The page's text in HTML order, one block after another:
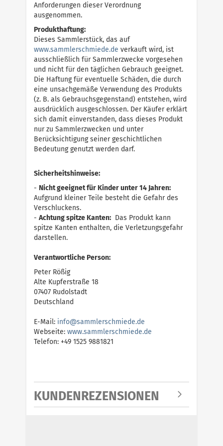
Anforderungen dieser Verordnung
ausgenommen.
Produkthaftung:
Dieses Sammlerstück, das auf
www.sammlerschmiede.de verkauft wird, ist
ausschließlich für Sammlerzwecke vorgesehen
und nicht für den täglichen Gebrauch geeignet.
Die Haftung für eventuelle Schäden, die durch
eine unsachgemäße Verwendung des Produkts
(z. B. als Gebrauchsgegenstand) entstehen, wird
ausdrücklich ausgeschlossen. Der Käufer erklärt
sich damit einverstanden, dass dieses Produkt
nur zu Sammlerzwecken und unter
Berücksichtigung seiner geschichtlichen
Bedeutung genutzt werden darf.
Sicherheitshinweise:
- Nicht geeignet für Kinder unter 14 Jahren:
Aufgrund kleiner Teile besteht die Gefahr des
Verschluckens.
- Achtung spitze Kanten: Das Produkt kann
spitze Kanten enthalten, die Verletzungsgefahr
darstellen.
Verantwortliche Person:
Peter Rößig
Alte Kupferstraße 18
07407 Rudolstadt
Deutschland
E-Mail: info@sammlerschmiede.de
Webseite: www.sammlerschmiede.de
Telefon: +49 1525 9881821
KUNDENREZENSIONEN